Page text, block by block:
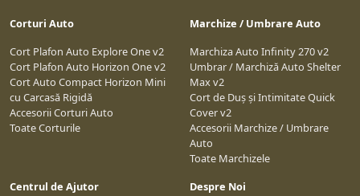
Corturi Auto
Cort Plafon Auto Explore One v2
Cort Plafon Auto Horizon One v2
Cort Auto Compact Horizon Mini
cu Carcasă Rigidă
Accesorii Corturi Auto
Toate Corturile
Marchize / Umbrare Auto
Marchiza Auto Infinity 270 v2
Umbrar / Marchiză Auto Shelter
Max v2
Cort de Duș și Intimitate Quick
Cover v2
Accesorii Marchize / Umbrare
Auto
Toate Marchizele
Centrul de Ajutor
Despre Noi